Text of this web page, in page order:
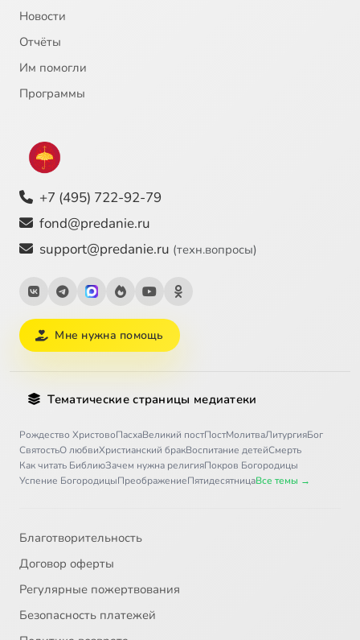
Новости
Отчёты
Им помогли
Программы
+7 (495) 722-92-79
fond@predanie.ru
support@predanie.ru (техн.вопросы)
Мне нужна помощь
Тематические страницы медиатеки
Рождество ХристовоПасхаВеликий постПостМолитваЛитургияБог
СвятостьО любвиХристианский бракВоспитание детейСмерть
Как читать БиблиюЗачем нужна религияПокров Богородицы
Успение БогородицыПреображениеПятидесятницаВсе темы →
Благотворительность
Договор оферты
Регулярные пожертвования
Безопасность платежей